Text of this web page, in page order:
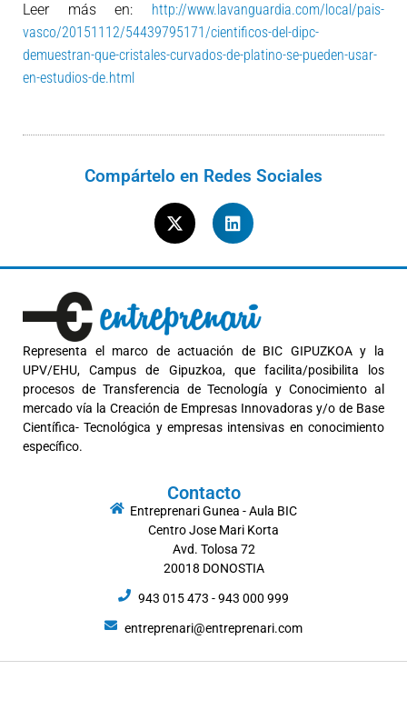
Leer más en: http://www.lavanguardia.com/local/pais-
vasco/20151112/54439795171/cientificos-del-dipc-
demuestran-que-cristales-curvados-de-platino-se-pueden-usar-
en-estudios-de.html
Compártelo en Redes Sociales
Representa el marco de actuación de BIC GIPUZKOA y la
UPV/EHU, Campus de Gipuzkoa, que facilita/posibilita los
procesos de Transferencia de Tecnología y Conocimiento al
mercado vía la Creación de Empresas Innovadoras y/o de Base
Científica- Tecnológica y empresas intensivas en conocimiento
específico.
Contacto
Entreprenari Gunea - Aula BIC
Centro Jose Mari Korta
Avd. Tolosa 72
20018 DONOSTIA
943 015 473 - 943 000 999
entreprenari@entreprenari.com